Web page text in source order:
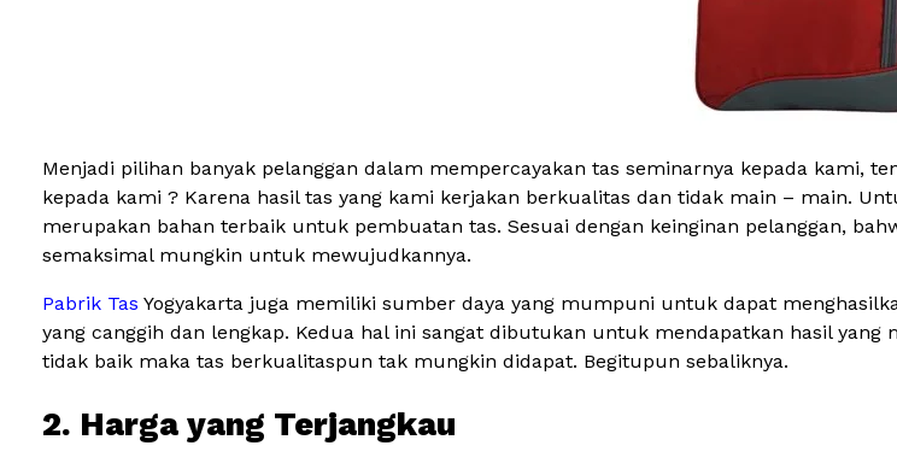
Menjadi pilihan banyak pelanggan dalam mempercayakan tas seminarnya kepada kami,
kepada kami ? Karena hasil tas yang kami kerjakan berkualitas dan tidak main – main.
merupakan bahan terbaik untuk pembuatan tas. Sesuai dengan keinginan pelanggan,
semaksimal mungkin untuk mewujudkannya.
Pabrik Tas Yogyakarta juga memiliki sumber daya yang mumpuni untuk dapat
yang canggih dan lengkap. Kedua hal ini sangat dibutukan untuk mendapatkan hasil yang
tidak baik maka tas berkualitaspun tak mungkin didapat. Begitupun sebaliknya.
2. Harga yang Terjangkau